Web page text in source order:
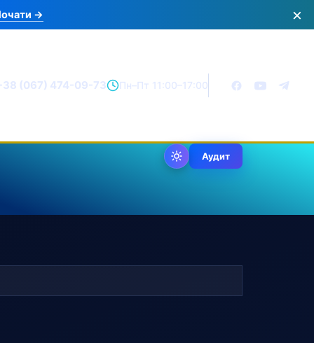
→ ×
(067) 474-09-73 Пн–Пт 11:00–17:00
Аудит